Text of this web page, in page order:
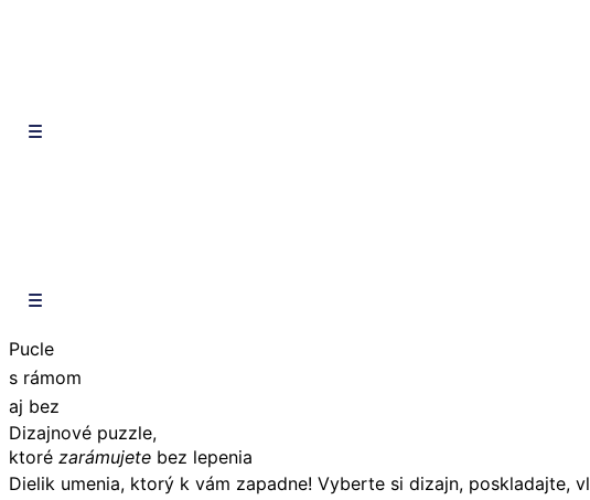
Pucle
s rámom
aj bez
Dizajnové puzzle,
ktoré zarámujete bez lepenia
Dielik umenia, ktorý k vám zapadne! Vyberte si dizajn, poskladajte,